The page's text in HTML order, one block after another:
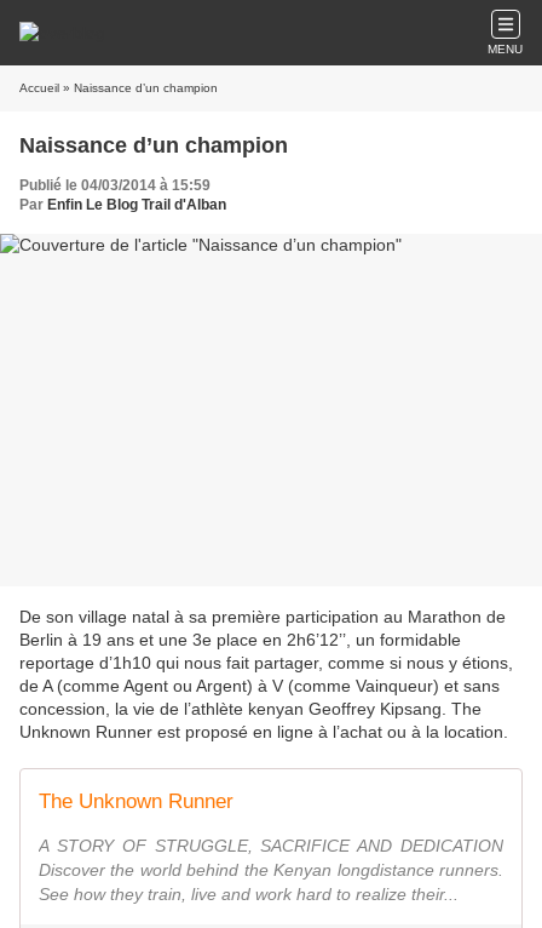
MENU
Accueil » Naissance d’un champion
Naissance d’un champion
Publié le 04/03/2014 à 15:59
Par Enfin Le Blog Trail d'Alban
De son village natal à sa première participation au Marathon de
Berlin à 19 ans et une 3e place en 2h6’12’’, un formidable
reportage d’1h10 qui nous fait partager, comme si nous y étions,
de A (comme Agent ou Argent) à V (comme Vainqueur) et sans
concession, la vie de l’athlète kenyan Geoffrey Kipsang. The
Unknown Runner est proposé en ligne à l’achat ou à la location.
The Unknown Runner
A STORY OF STRUGGLE, SACRIFICE AND DEDICATION
Discover the world behind the Kenyan long­distance runners.
See how they train, live and work hard to realize their...